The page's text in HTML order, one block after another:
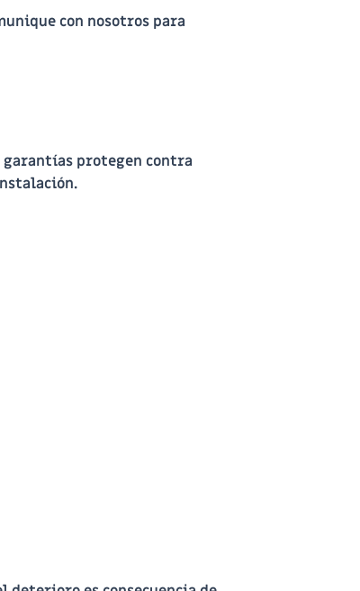
con nosotros para
garantías protegen contra